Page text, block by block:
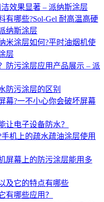
效果显著 – 派纳斯涂层
有哪些?Sol-Gel 耐高温高硬
纳斯涂层
米涂层如何?平时油烟机使
层
防污涂层应用产品展示 – 派
防污涂层的区别
幕?一不小心你会破坏屏幕
让电子设备防水？
机上的疏水疏油涂层使用
屏幕上的防污涂层能用多
及它的特点有哪些
有哪些应用？